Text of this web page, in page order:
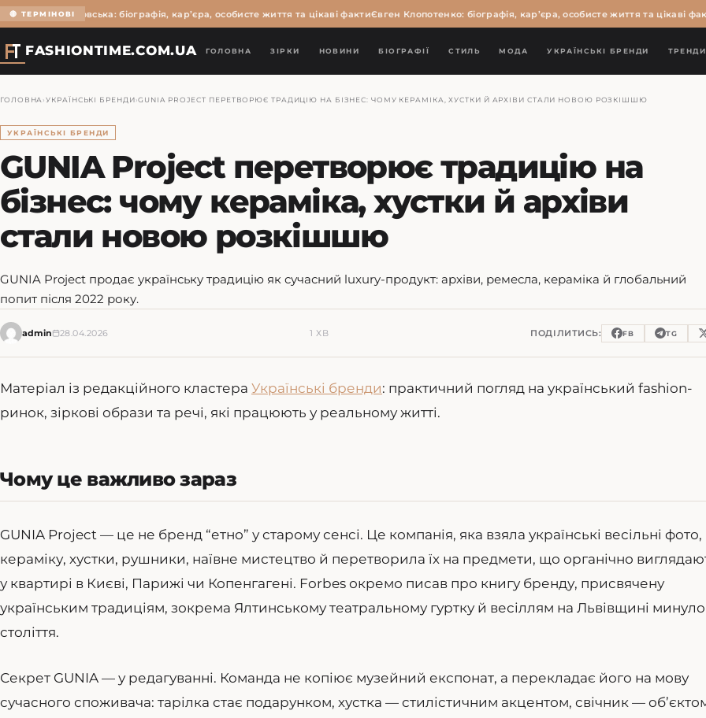
🔴 ТЕРМІНОВІ
Мартиновська: біографія, кар’єра, особисте життя та цікаві фактиЄвген Клопотенко: біографія, кар’єра, особисте життя та цікаві
FASHIONTIME.COM.UA ГОЛОВНА ЗІРКИ НОВИНИ БІОГРАФІЇ СТИЛЬ МОДА УКРАЇНСЬКІ БРЕНДИ ТРЕНДИ
ГОЛОВНА ›УКРАЇНСЬКІ БРЕНДИ›GUNIA PROJECT ПЕРЕТВОРЮЄ ТРАДИЦІЮ НА БІЗНЕС: ЧОМУ КЕРАМІКА, ХУСТКИ Й АРХІВИ СТАЛИ НОВОЮ РОЗКІШШЮ
УКРАЇНСЬКІ БРЕНДИ
GUNIA Project перетворює традицію на
бізнес: чому кераміка, хустки й архіви
стали новою розкішшю
GUNIA Project продає українську традицію як сучасний luxury-продукт: архіви, ремесла, кераміка й глобальний
попит після 2022 року.
admin 28.04.2026 1 ХВ ПОДІЛИТИСЬ: FB TG
Матеріал із редакційного кластера Українські бренди: практичний погляд на український fashion-
ринок, зіркові образи та речі, які працюють у реальному житті.
Чому це важливо зараз
GUNIA Project — це не бренд “етно” у старому сенсі. Це компанія, яка взяла українські весільні фото,
кераміку, хустки, рушники, наївне мистецтво й перетворила їх на предмети, що органічно
у квартирі в Києві, Парижі чи Копенгагені. Forbes окремо писав про книгу бренду, присвячену
українським традиціям, зокрема Ялтинському театральному гуртку й весіллям на Львівщині
століття.
Секрет GUNIA — у редагуванні. Команда не копіює музейний експонат, а перекладає його на мову
сучасного споживача: тарілка стає подарунком, хустка — стилістичним акцентом, свічник —